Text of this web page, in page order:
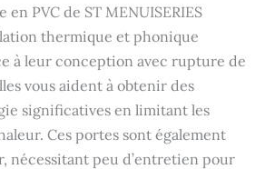
en PVC de ST MENUISERIES
thermique et phonique
à leur conception avec rupture de
vous aident à obtenir des
significatives en limitant les
Ces portes sont également
nécessitant peu d’entretien pour